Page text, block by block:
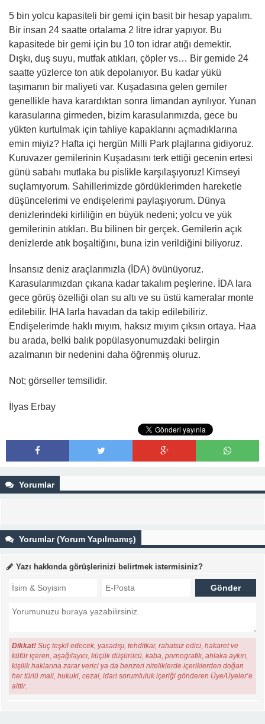
5 bin yolcu kapasiteli bir gemi için basit bir hesap yapalım.
Bir insan 24 saatte ortalama 2 litre idrar yapıyor. Bu
kapasitede bir gemi için bu 10 ton idrar atığı demektir.
Dışkı, duş suyu, mutfak atıkları, çöpler vs… Bir gemide 24
saatte yüzlerce ton atık depolanıyor. Bu kadar yükü
taşımanın bir maliyeti var. Kuşadasına gelen gemiler
genellikle hava karardıktan sonra limandan ayrılıyor. Yunan
karasularına girmeden, bizim karasularımızda, gece bu
yükten kurtulmak için tahliye kapaklarını açmadıklarına
emin miyiz? Hafta içi hergün Milli Park plajlarına gidiyoruz.
Kuruvazer gemilerinin Kuşadasını terk ettiği gecenin ertesi
günü sabahı mutlaka bu pislikle karşılaşıyoruz! Kimseyi
suçlamıyorum. Sahillerimizde gördüklerimden hareketle
düşüncelerimi ve endişelerimi paylaşıyorum. Dünya
denizlerindeki kirliliğin en büyük nedeni; yolcu ve yük
gemilerinin atıkları. Bu bilinen bir gerçek. Gemilerin açık
denizlerde atık boşaltiğını, buna izin verildiğini biliyoruz.
İnsansız deniz araçlarımızla (İDA) övünüyoruz.
Karasularımızdan çıkana kadar takalım peşlerine. İDA lara
gece görüş özelliği olan su altı ve su üstü kameralar monte
edilebilir. İHA larla havadan da takip edilebiliriz.
Endişelerimde haklı mıyım, haksız mıyım çıksın ortaya. Haa
bu arada, belki balık popülasyonumuzdaki belirgin
azalmanın bir nedenini daha öğrenmiş oluruz.
Not; görseller temsilidir.
İlyas Erbay
Yorumlar
Yorumlar (Yorum Yapılmamış)
Yazı hakkında görüşlerinizi belirtmek istermisiniz?
Dikkat! Suç teşkil edecek, yasadışı, tehditkar, rahatsız edici, hakaret ve
küfür içeren, aşağılayıcı, küçük düşürücü, kaba, pornografik, ahlaka aykırı,
kişilik haklarına zarar verici ya da benzeri niteliklerde içeriklerden doğan
her türlü mali, hukuki, cezai, idari sorumluluk içeriği gönderen Üye/Üyeler’e
aittir.